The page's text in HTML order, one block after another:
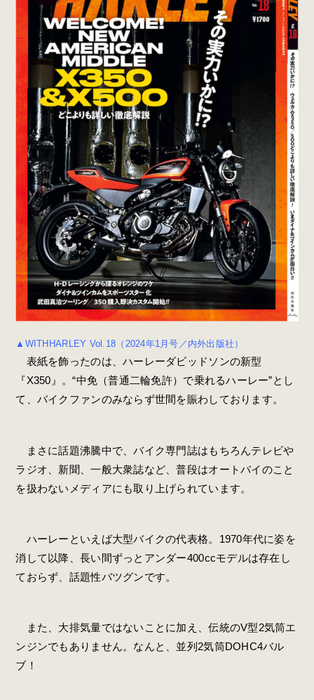
▲WITHHARLEY Vol.18（2024年1月号／内外出版社）
表紙を飾ったのは、ハーレーダビッドソンの新型
『X350』。“中免（普通二輪免許）で乗れるハーレー”とし
て、バイクファンのみならず世間を賑わしております。
まさに話題沸騰中で、バイク専門誌はもちろんテレビや
ラジオ、新聞、一般大衆誌など、普段はオートバイのこと
を扱わないメディアにも取り上げられています。
ハーレーといえば大型バイクの代表格。1970年代に姿を
消して以降、長い間ずっとアンダー400ccモデルは存在し
ておらず、話題性バツグンです。
また、大排気量ではないことに加え、伝統のV型2気筒エ
ンジンでもありません。なんと、並列2気筒DOHC4バル
ブ！